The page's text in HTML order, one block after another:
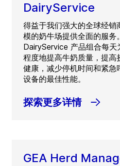
DairyService
得益于我们强大的全球经销
模的奶牛场提供全面的服务
DairyService 产品组合每天
程度地提高牛奶质量，提高
健康，减少停机时间和紧急
设备的最佳性能。
探索更多详情
GEA Herd